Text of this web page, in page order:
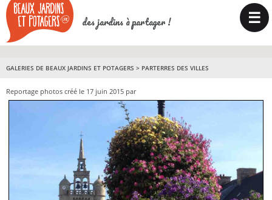
des jardins à partager ! ☰
GALERIES DE BEAUX JARDINS ET POTAGERS > PARTERRES DES VILLES
Reportage photos créé le 17 juin 2015 par